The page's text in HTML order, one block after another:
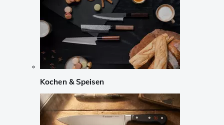
Kochen & Speisen